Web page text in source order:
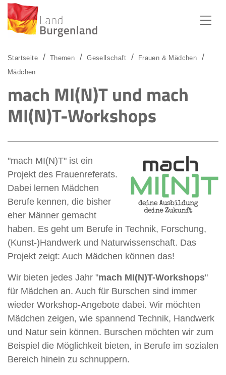
Startseite Themen Gesellschaft
Frauen & Mädchen
Mädchen
mach MI(N)T und mach
MI(N)T-Workshops
"mach MI(N)T" ist ein
Projekt des Frauenreferats.
Dabei lernen Mädchen
Berufe kennen, die bisher
eher Männer gemacht
haben. Es geht um Berufe in Technik, Forschung,
(Kunst-)Handwerk und Naturwissenschaft. Das
Projekt zeigt: Auch Mädchen können das!
Wir bieten jedes Jahr "mach MI(N)T-Workshops"
für Mädchen an. Auch für Burschen sind immer
wieder Workshop-Angebote dabei. Wir möchten
Mädchen zeigen, wie spannend Technik, Handwerk
und Natur sein können. Burschen möchten wir zum
Beispiel die Möglichkeit bieten, in Berufe im sozialen
Bereich hinein zu schnuppern.